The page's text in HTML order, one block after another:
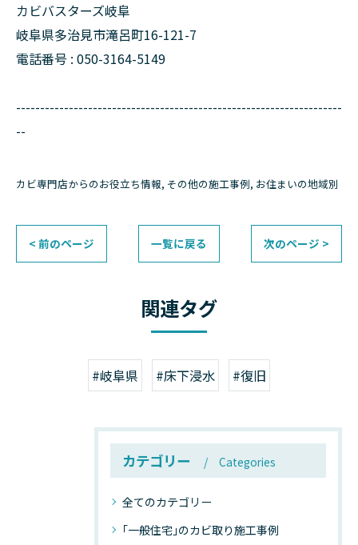
カビバスターズ岐阜
岐阜県多治見市滝呂町16-121-7
電話番号 : 050-3164-5149
--------------------------------------------------------------------
--
カビ専門店からのお役立ち情報 その他の施工事例 お住まいの地域別
< 前のページ 一覧に戻る 次のページ >
関連タグ
#岐阜県 #床下浸水 #復旧
カテゴリー Categories
全てのカテゴリー
｢一般住宅｣のカビ取り施工事例